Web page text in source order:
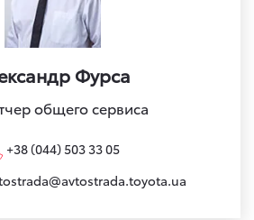
Фурса
общего сервиса
+38 (044) 503 33 05